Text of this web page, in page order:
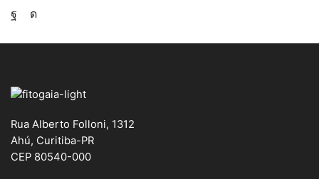
Facebook
Instagram
Rua Alberto Folloni, 1312
Ahú, Curitiba-PR
CEP 80540-000